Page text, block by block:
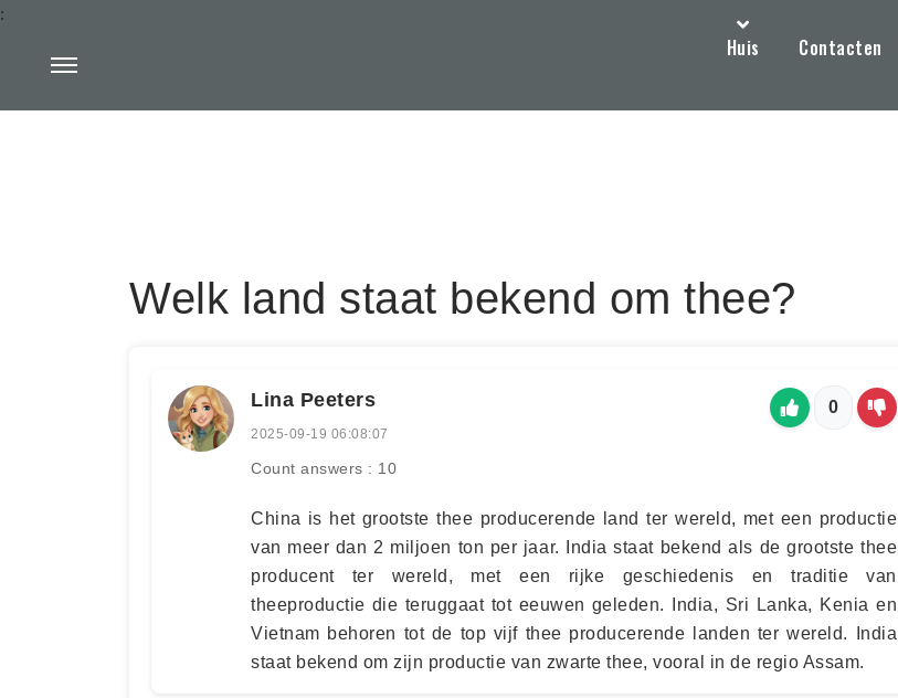
Huis Contacten
:
Welk land staat bekend om thee?
Lina Peeters
2025-09-19 06:08:07
Count answers : 10
0
China is het grootste thee producerende land ter wereld, met een productie
van meer dan 2 miljoen ton per jaar. India staat bekend als de grootste thee
producent ter wereld, met een rijke geschiedenis en traditie van
theeproductie die teruggaat tot eeuwen geleden. India, Sri Lanka, Kenia en
Vietnam behoren tot de top vijf thee producerende landen ter wereld. India
staat bekend om zijn productie van zwarte thee, vooral in de regio Assam.